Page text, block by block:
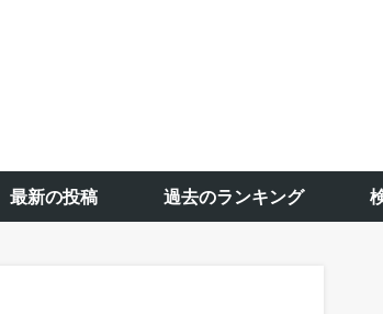
最新の投稿 過去のランキング